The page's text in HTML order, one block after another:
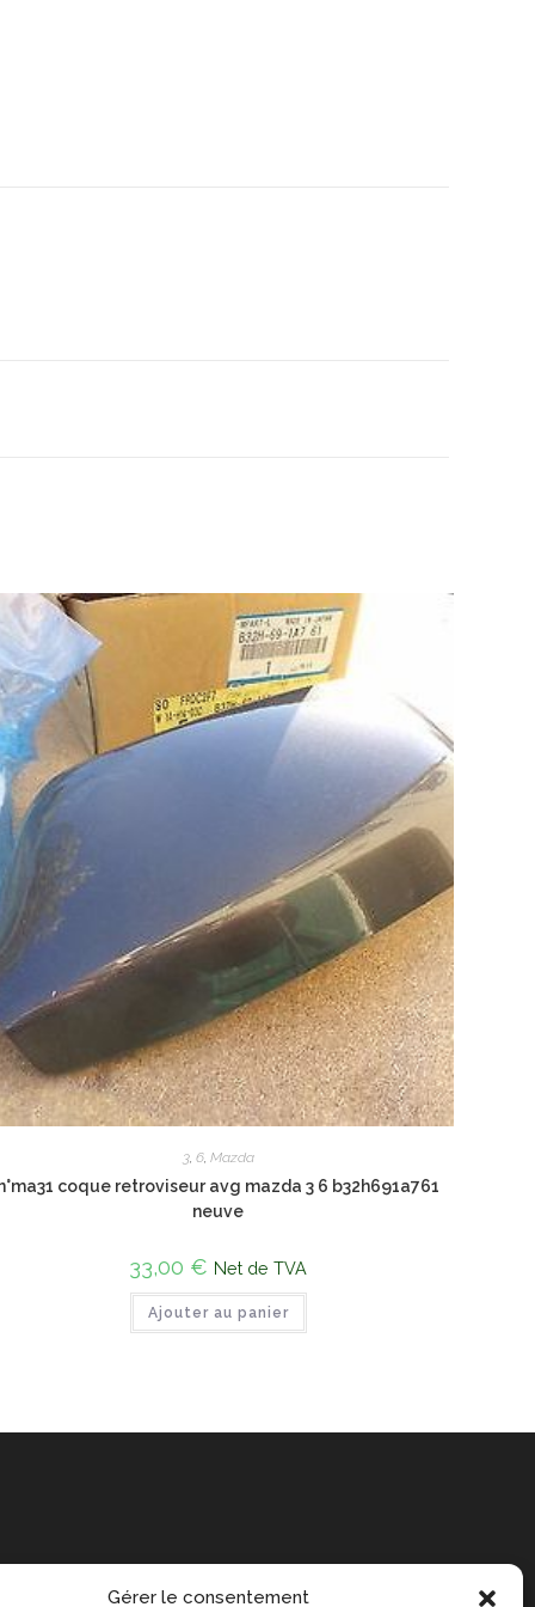
Gérer le consentement
3, 6, Mazda
coque retroviseur avg mazda 3 6 b32h691a761
neuve
33,00 € Net de TVA
Ajouter au panier